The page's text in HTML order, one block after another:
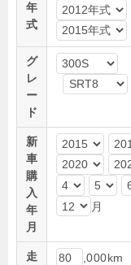
年
式
グ
レ
ー
ド
新
車
購
入
年
月
月
走
,000km